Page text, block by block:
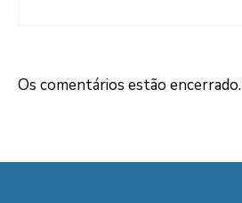
Os comentários estão encerrado.